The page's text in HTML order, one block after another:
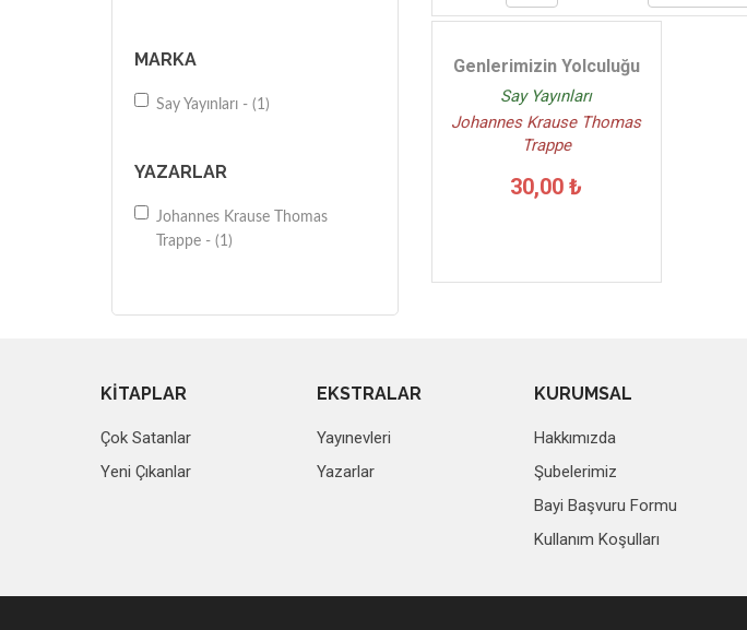
MARKA
Say Yayınları - (1)
YAZARLAR
Johannes Krause Thomas
Trappe - (1)
Genlerimizin Yolculuğu
Say Yayınları
Johannes Krause Thomas
Trappe
30,00 ₺
KİTAPLAR
Çok Satanlar
Yeni Çıkanlar
EKSTRALAR
Yayınevleri
Yazarlar
KURUMSAL
Hakkımızda
Şubelerimiz
Bayi Başvuru Formu
Kullanım Koşulları